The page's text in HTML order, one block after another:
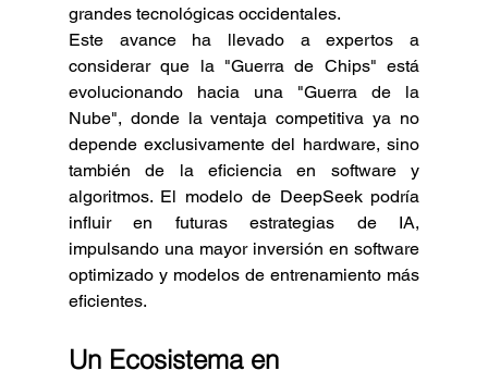
grandes tecnológicas occidentales.
Este avance ha llevado a expertos a
considerar que la "Guerra de Chips" está
evolucionando hacia una "Guerra de la
Nube", donde la ventaja competitiva ya no
depende exclusivamente del hardware, sino
también de la eficiencia en software y
algoritmos. El modelo de DeepSeek podría
influir en futuras estrategias de IA,
impulsando una mayor inversión en software
optimizado y modelos de entrenamiento más
eficientes.
Un Ecosistema en